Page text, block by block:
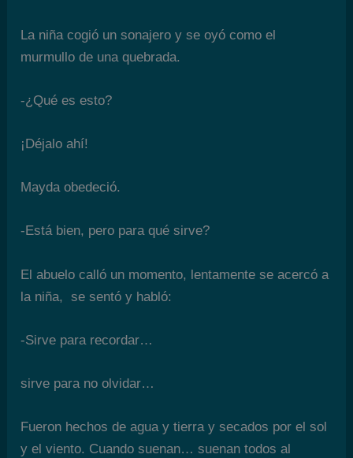
La niña cogió un sonajero y se oyó como el
murmullo de una quebrada.
-¿Qué es esto?
­¡Déjalo ahí!
Mayda obedeció.
-Está bien, pero para qué sirve?
El abuelo calló un momento, lentamente se acercó a
la niña, se sentó y habló:
-Sirve para recordar…
sirve para no olvidar…
Fueron hechos de agua y tierra y secados por el sol
y el viento. Cuando suenan… suenan todos al